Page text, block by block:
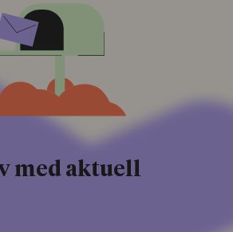
med aktuell